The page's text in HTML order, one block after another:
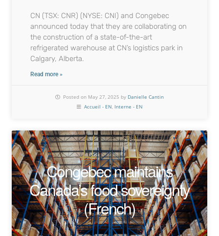
CN (TSX: CNR) (NYSE: CNI) and Congebec
announced today that they are collaborating on
the construction of a state-of-the-art
refrigerated warehouse at CN’s logistics park in
Calgary, Alberta.
Read more »
Posted on May 27, 2025 by Danielle Cantin
Accueil - EN, Interne - EN
Congebec maintains
Canada’s food sovereignty
(French)